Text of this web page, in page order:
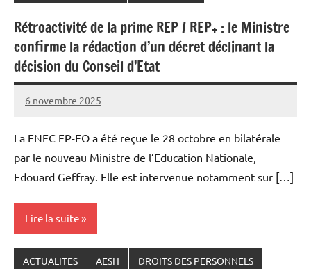
Rétroactivité de la prime REP / REP+ : le Ministre
confirme la rédaction d’un décret déclinant la
décision du Conseil d’Etat
6 novembre 2025
Snudifo44
La FNEC FP-FO a été reçue le 28 octobre en bilatérale
par le nouveau Ministre de l’Education Nationale,
Edouard Geffray. Elle est intervenue notamment sur […]
Lire la suite
ACTUALITES AESH DROITS DES PERSONNELS